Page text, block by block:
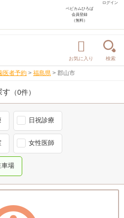
ログイン
ベビカムひろば
会員登録
（無料）
お気に入り 検索
医者予約 > 福島県 > 郡山市
す （0件）
日祝診療
女性医師
車場